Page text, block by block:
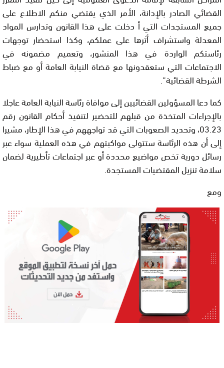
القضائي الصادر بالإدانة، الأمر الذي يقتضي منكم الاطلاع على
جميع المستجدات التي أ دخلت على هذا القانون وتدارس المواد
المعدلة واستشراف أثرها على عملكم، وكذا استحضار توجهات
رئاستكم الواردة في هذا المنشور، وتعميم مضمونه في
الاجتماعات التي ستعقدونها مع قضاة النيابة العامة أو مع ضباط
الشرطة القضائية”.
كما دعا المسؤولين القضائيين إلى موافاة رئاسة النيابة العامة عاجلا
بالإجراءات المتخذة من قبلهم للتحضير لتنفيذ أحكام القانون رقم
03.23، وتحديد الصعوبات التي قد تواجههم في هذا الإطار، مشيرا
إلى أن هذه الرئاسة ستتولى مواكبتهم في هذه العملية سواء عبر
رسائل دورية تخص مواضيع محددة أو عبر اجتماعات تأطيرية لضمان
سلامة تنزيل المقتضيات المستجدة.
ومع